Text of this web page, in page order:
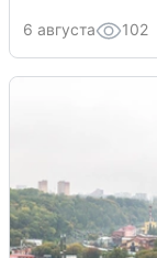
6 августа 102